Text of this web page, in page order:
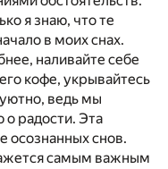
я знаю, что те
в моих снах.
наливайте себе
кофе, укрывайтесь
ведь мы
радости. Эта
осознанных снов.
самым важным